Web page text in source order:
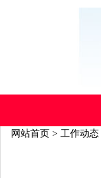
网站首页 > 工作动态